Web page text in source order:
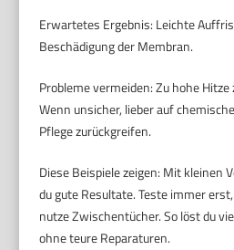
Erwartetes Ergebnis: Leichte
Beschädigung der Membran.
Probleme vermeiden: Zu hohe
Wenn unsicher, lieber auf
Pflege zurückgreifen.
Diese Beispiele zeigen: Mit kleinen
du gute Resultate. Teste immer
nutze Zwischentücher. So löst du
ohne teure Reparaturen.